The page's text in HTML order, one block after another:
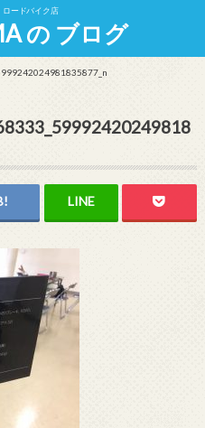
ードバイク店
の ブログ